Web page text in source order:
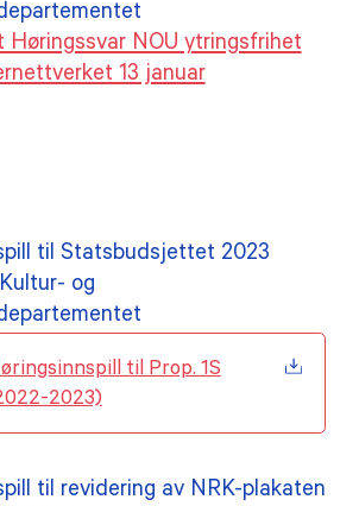
Høringssvar NOU ytringsfrihet
13 januar
til Statsbudsjettet 2023
og
til Prop. 1S
2023)
til revidering av NRK-plakaten